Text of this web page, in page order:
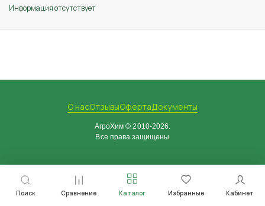
Поиск Сравнение Каталог Избранные Кабинет
Информация отсутствует
О насОтзывыОфертаДокументы
АгроХим © 2010-2026.
Все права защищены